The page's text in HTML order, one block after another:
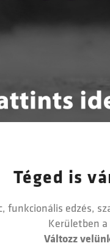
Téged is
funkcionális edzés,
Kerületben a
Változz